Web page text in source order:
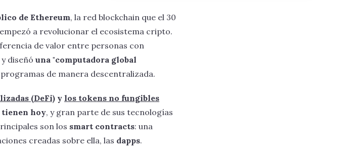
de Ethereum, la red blockchain que el 30
a revolucionar el ecosistema cripto.
de valor entre personas con
diseñó una "computadora global
de manera descentralizada.
(DeFi) y los tokens no fungibles
tienen hoy, y gran parte de sus tecnologías
son los smart contracts: una
creadas sobre ella, las dapps.